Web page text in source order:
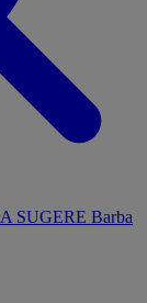
SUGERE Barba